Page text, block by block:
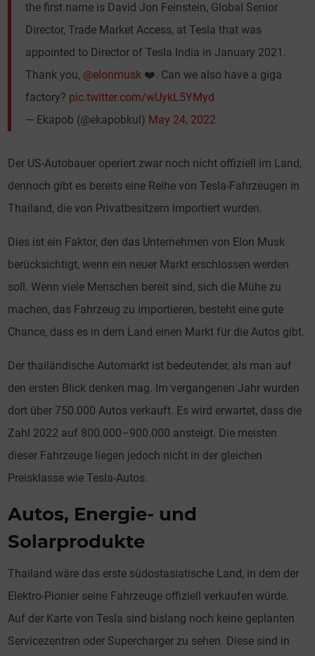
the first name is David Jon Feinstein, Global Senior
Director, Trade Market Access, at Tesla that was
appointed to Director of Tesla India in January 2021.
Thank you, @elonmusk ❤️. Can we also have a giga
factory? pic.twitter.com/wUykL5YMyd
— Ekapob (@ekapobkul) May 24, 2022
Der US-Autobauer operiert zwar noch nicht offiziell im Land,
dennoch gibt es bereits eine Reihe von Tesla-Fahrzeugen in
Thailand, die von Privatbesitzern importiert wurden.
Dies ist ein Faktor, den das Unternehmen von Elon Musk
berücksichtigt, wenn ein neuer Markt erschlossen werden
soll. Wenn viele Menschen bereit sind, sich die Mühe zu
machen, das Fahrzeug zu importieren, besteht eine gute
Chance, dass es in dem Land einen Markt für die Autos gibt.
Der thailändische Automarkt ist bedeutender, als man auf
den ersten Blick denken mag. Im vergangenen Jahr wurden
dort über 750.000 Autos verkauft. Es wird erwartet, dass die
Zahl 2022 auf 800.000–900.000 ansteigt. Die meisten
dieser Fahrzeuge liegen jedoch nicht in der gleichen
Preisklasse wie Tesla-Autos.
Autos, Energie- und
Solarprodukte
Thailand wäre das erste südostasiatische Land, in dem der
Elektro-Pionier seine Fahrzeuge offiziell verkaufen würde.
Auf der Karte von Tesla sind bislang noch keine geplanten
Servicezentren oder Supercharger zu sehen. Diese sind in